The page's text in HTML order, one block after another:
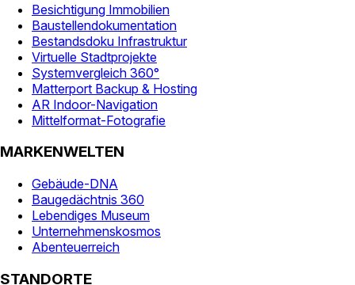
Besichtigung Immobilien
Baustellendokumentation
Bestandsdoku Infrastruktur
Virtuelle Stadtprojekte
Systemvergleich 360°
Matterport Backup & Hosting
AR Indoor-Navigation
Mittelformat-Fotografie
MARKENWELTEN
Gebäude-DNA
Baugedächtnis 360
Lebendiges Museum
Unternehmenskosmos
Abenteuerreich
STANDORTE